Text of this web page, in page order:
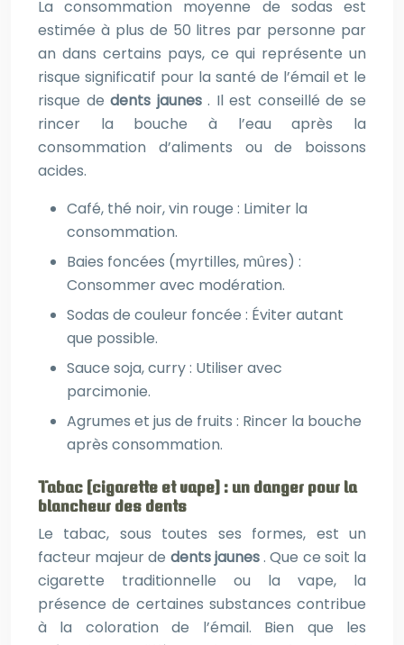
La consommation moyenne de sodas est
estimée à plus de 50 litres par personne par
an dans certains pays, ce qui représente un
risque significatif pour la santé de l’émail et le
risque dedents jaunes. Il est conseillé de se
rincer la bouche à l’eau après la
consommation d’aliments ou de boissons
acides.
Café, thé noir, vin rouge : Limiter la
consommation.
Baies foncées (myrtilles, mûres) :
Consommer avec modération.
Sodas de couleur foncée : Éviter autant
que possible.
Sauce soja, curry : Utiliser avec
parcimonie.
Agrumes et jus de fruits : Rincer la bouche
après consommation.
Tabac (cigarette et vape) : un danger pour la
blancheur des dents
Le tabac, sous toutes ses formes, est un
facteur majeur de dents jaunes. Que ce soit la
cigarette traditionnelle ou la vape, la
présence de certaines substances contribue
à la coloration de l’émail. Bien que les